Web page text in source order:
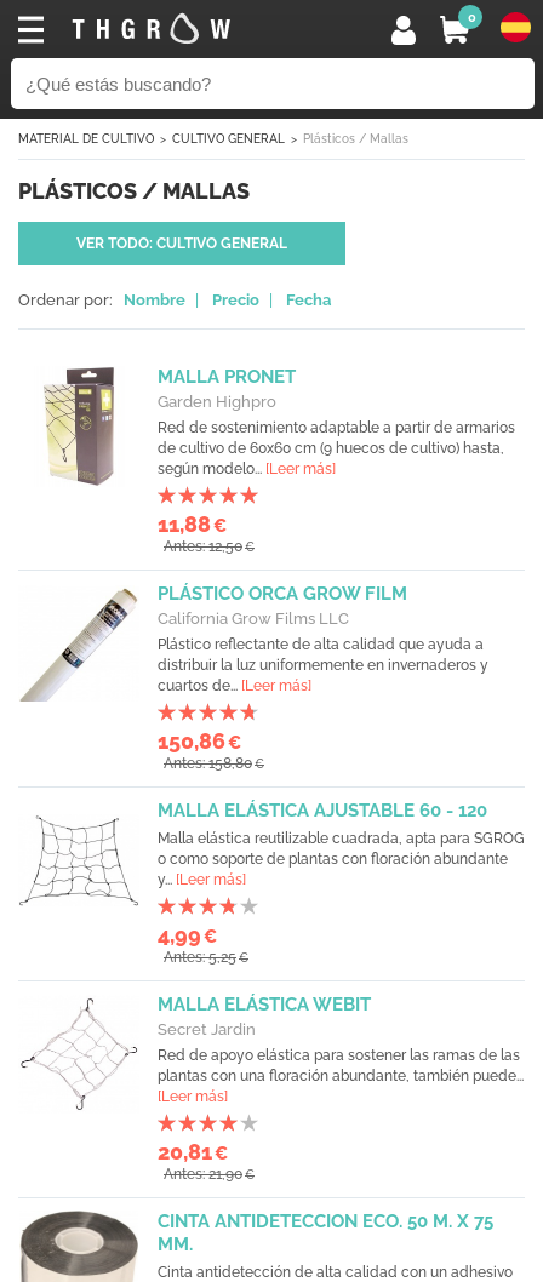
0
MATERIAL DE CULTIVO CULTIVO GENERAL Plásticos / Mallas
PLÁSTICOS / MALLAS
VER TODO: CULTIVO GENERAL
Ordenar por: Nombre Precio Fecha
MALLA PRONET
Garden Highpro
Red de sostenimiento adaptable a partir de armarios
de cultivo de 60x60 cm (9 huecos de cultivo) hasta,
según modelo... [Leer más]
11,88€
Antes: 12,50€
PLÁSTICO ORCA GROW FILM
California Grow Films LLC
Plástico reflectante de alta calidad que ayuda a
distribuir la luz uniformemente en invernaderos y
cuartos de... [Leer más]
150,86€
Antes: 158,80€
MALLA ELÁSTICA AJUSTABLE 60 - 120
Malla elástica reutilizable cuadrada, apta para SGROG
o como soporte de plantas con floración abundante
y... [Leer más]
4,99€
Antes: 5,25€
MALLA ELÁSTICA WEBIT
Secret Jardin
Red de apoyo elástica para sostener las ramas de las
plantas con una floración abundante, también puede...
[Leer más]
20,81€
Antes: 21,90€
CINTA ANTIDETECCION ECO. 50 M. X 75
MM.
Cinta antidetección de alta calidad con un adhesivo